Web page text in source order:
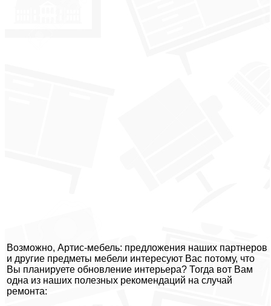
Возможно, Артис-мебель: предложения наших партнеров
и другие предметы мебели интересуют Вас потому, что
Вы планируете обновление интерьера? Тогда вот Вам
одна из наших полезных рекомендаций на случай
ремонта: